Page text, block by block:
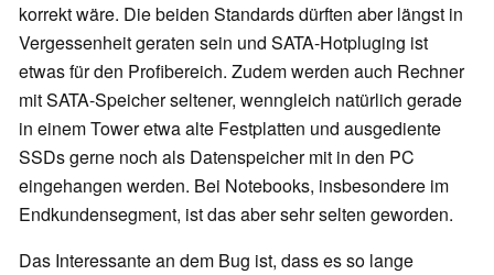
korrekt wäre. Die beiden Standards dürften aber längst in
Vergessenheit geraten sein und SATA-Hotpluging ist
etwas für den Profibereich. Zudem werden auch Rechner
mit SATA-Speicher seltener, wenngleich natürlich gerade
in einem Tower etwa alte Festplatten und ausgediente
SSDs gerne noch als Datenspeicher mit in den PC
eingehangen werden. Bei Notebooks, insbesondere im
Endkundensegment, ist das aber sehr selten geworden.
Das Interessante an dem Bug ist, dass es so lange